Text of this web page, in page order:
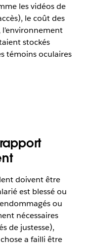
les vidéos de
le coût des
l'environnement
stockés
témoins oculaires
doivent être
est blessé ou
ou
nécessaires
de justesse),
a failli être